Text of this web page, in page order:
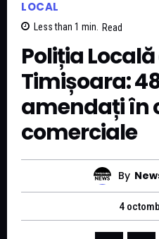
LOCAL
Less than 1 min. Read
Poliția
Timișoara:
amendați în
comerciale
By
4